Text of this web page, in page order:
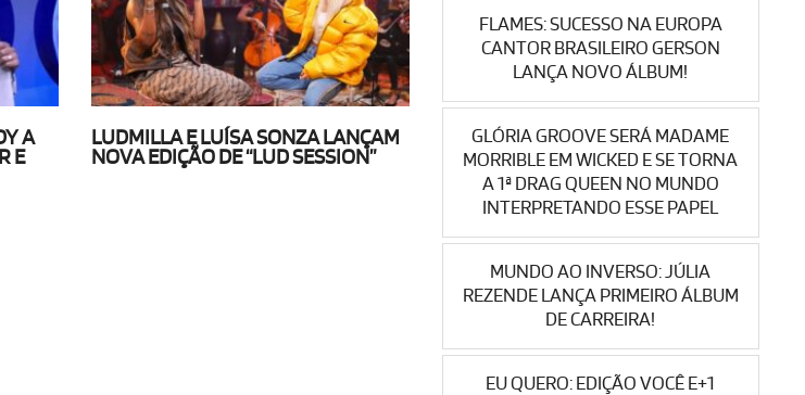
A
E
LUDMILLA E LUÍSA SONZA LANÇAM
NOVA EDIÇÃO DE “LUD SESSION”
FLAMES: SUCESSO NA EUROPA
CANTOR BRASILEIRO GERSON
LANÇA NOVO ÁLBUM!
GLÓRIA GROOVE SERÁ MADAME
MORRIBLE EM WICKED E SE TORNA
A 1ª DRAG QUEEN NO MUNDO
INTERPRETANDO ESSE PAPEL
MUNDO AO INVERSO: JÚLIA
REZENDE LANÇA PRIMEIRO ÁLBUM
DE CARREIRA!
EU QUERO: EDIÇÃO VOCÊ E+1